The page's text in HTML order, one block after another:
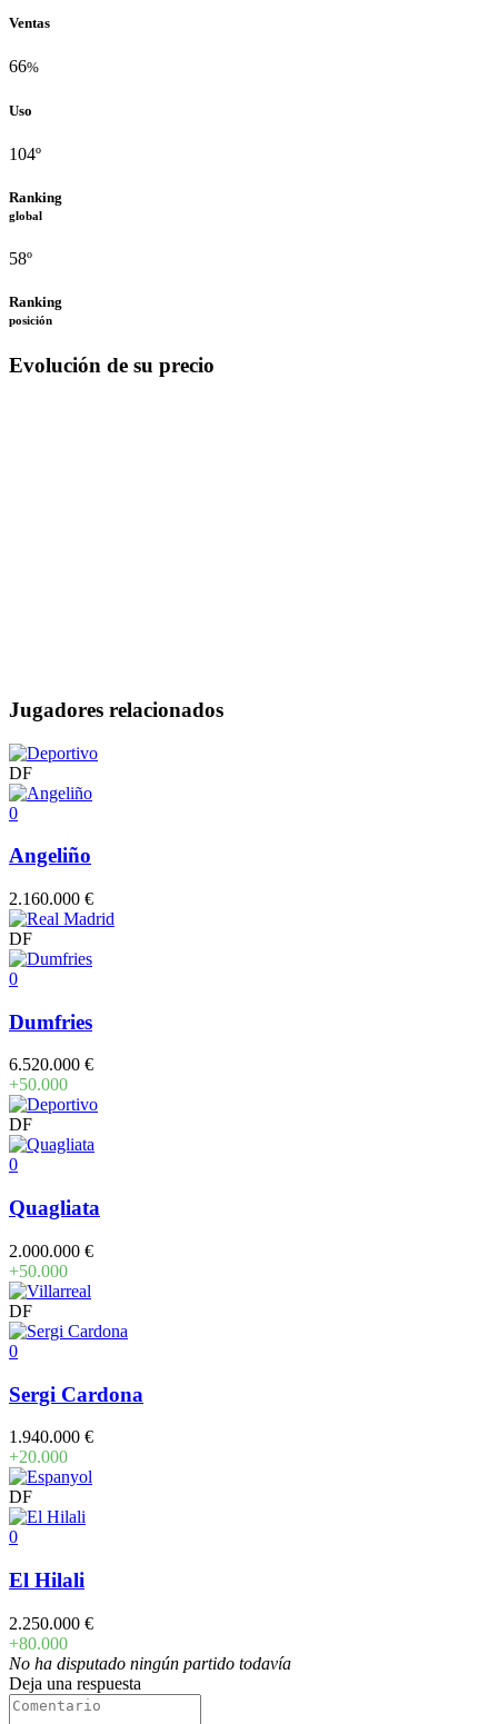
Ventas
66%
Uso
104º
Ranking
global
58º
Ranking
posición
Evolución de su precio
Jugadores relacionados
DF
0
Angeliño
2.160.000 €
DF
0
Dumfries
6.520.000 €
+50.000
DF
0
Quagliata
2.000.000 €
+50.000
DF
0
Sergi Cardona
1.940.000 €
+20.000
DF
0
El Hilali
2.250.000 €
+80.000
No ha disputado ningún partido todavía
Deja una respuesta